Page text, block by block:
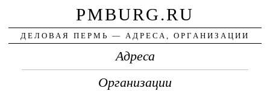
PMBURG.RU
ДЕЛОВАЯ ПЕРМЬ — АДРЕСА, ОРГАНИЗАЦИИ
Адреса
Организации